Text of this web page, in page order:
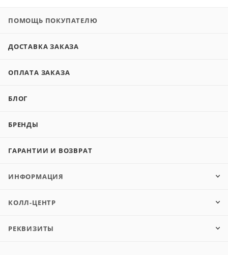
ПОМОЩЬ ПОКУПАТЕЛЮ
ДОСТАВКА ЗАКАЗА
ОПЛАТА ЗАКАЗА
БЛОГ
БРЕНДЫ
ГАРАНТИИ И ВОЗВРАТ
ИНФОРМАЦИЯ
КОЛЛ-ЦЕНТР
РЕКВИЗИТЫ